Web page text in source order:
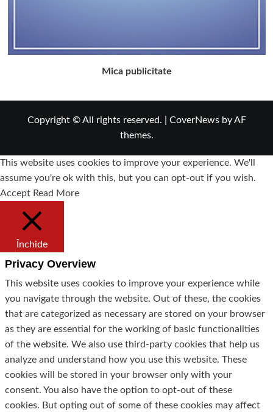
Mica publicitate
Copyright © All rights reserved. CoverNewsby AF
themes.
This website uses cookies to improve your experience. We'll
assume you're ok with this, but you can opt-out if you wish.
Accept Read More
Închide
Privacy Overview
This website uses cookies to improve your experience while
you navigate through the website. Out of these, the cookies
that are categorized as necessary are stored on your browser
as they are essential for the working of basic functionalities
of the website. We also use third-party cookies that help us
analyze and understand how you use this website. These
cookies will be stored in your browser only with your
consent. You also have the option to opt-out of these
cookies. But opting out of some of these cookies may affect